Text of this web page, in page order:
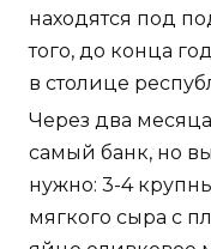
находятся под
того, до конца
в столице
Через два
самый банк, но
нужно: 3-4
мягкого сыра с